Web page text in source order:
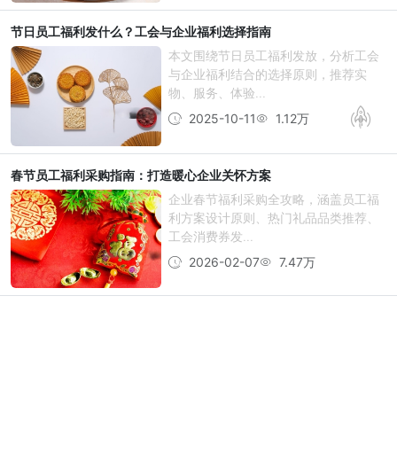
节日员工福利发什么？工会与企业福利选择指南
本文围绕节日员工福利发放，分析工会
与企业福利结合的选择原则，推荐实
物、服务、体验...
2025-10-11
1.12万
春节员工福利采购指南：打造暖心企业关怀方案
企业春节福利采购全攻略，涵盖员工福
利方案设计原则、热门礼品品类推荐、
工会消费券发...
2026-02-07
7.47万